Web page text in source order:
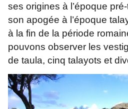
ses origines à l’époque
son apogée à l’époque
à la fin de la période
pouvons observer les
de taula, cinq talayots et